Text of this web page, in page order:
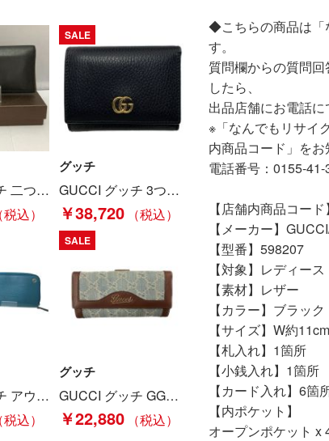
GUCCI グッチ 二つ折り長財布 16SS ブルームス 408811 ブラック Cランク
SALE
グッチ
GUCCI グッチ 3つ折財布 プチマーモント ダブルG ミニウォレット 474746 ブラック Bランク
￥38,720
GUCCI グッチ アウトレット ラウンドジップ 長財布 インターロッキングG 2184 ブルーグリーン Bランク
SALE
グッチ
GUCCI グッチ GGデニム 282411 2149 ブラウン x ブルー Bランク
￥22,880
◆こちらの商品は「
す。
質問欄からの質問
したら、
出品店舗にお電話に
※「なんでもリサイ
内商品コード」をお
電話番号：0155-
【店舗内商品コー
【メーカー】
【型番】598207
【対象】レディース
【素材】レザー
【カラー】ブラック
【サイズ】W約
【札入れ】1箇所
【小銭入れ】1箇所
【カード入れ】6箇
【内ポケット】
オープンポケット x